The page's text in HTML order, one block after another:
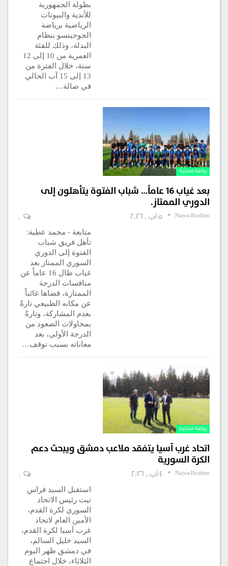
بطولة الجمهورية
للأندية والبيوتات
الرياضية برياضة
الجوجيتسو بنظام
البدلة، وذلك للفئة
العمرية من 10 إلى 12
سنة، خلال الفترة من
13 إلى 15 آب الحالي
في صالة…
رياضة محلية
بعد غياب 16 عاماً… شباب الفتوة يتأهلون إلى
الدوري الممتاز.
Najwa Ibrahim
0
متابعة - محمد عطية:
تأهل فريق شباب
الفتوة إلى الدوري
السوري الممتاز بعد
غياب طال 16 عاماً عن
منافسات الدرجة
الممتازة، قضاها غائباً
عن مكانه الطبيعي تارةً
بعدم المشاركة، وتارةً
بمحاولات الصعود من
الدرجة الأولى، بعد
معاناته بسبب توقف…
رياضة محلية
اتحاد غرب آسيا يتفقد ملاعب دمشق ويبحث دعم
الكرة السورية
Najwa Ibrahim
0
استقبل السيد فراس
تيت رئيس الاتحاد
السوري لكرة القدم،
الأمين العام لاتحاد
غرب آسيا لكرة القدم،
السيد خليل السالم،
في دمشق ظهر اليوم
الثلاثاء، خلال اجتماع